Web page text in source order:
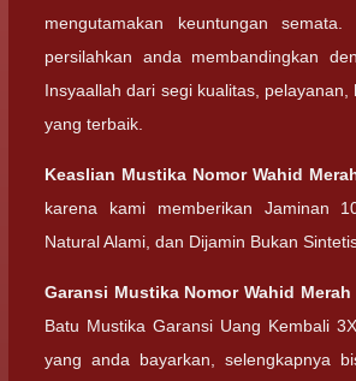
mengutamakan keuntungan
persilahkan anda membandingkan
Insyaallah dari segi kualitas,
yang terbaik.
Keaslian Mustika Nomor Wahid
karena kami memberikan Jaminan
Natural Alami, dan Dijamin Bukan
Garansi Mustika Nomor Wahid Merah
Batu Mustika Garansi Uang Kembali
yang anda bayarkan, selengkapnya